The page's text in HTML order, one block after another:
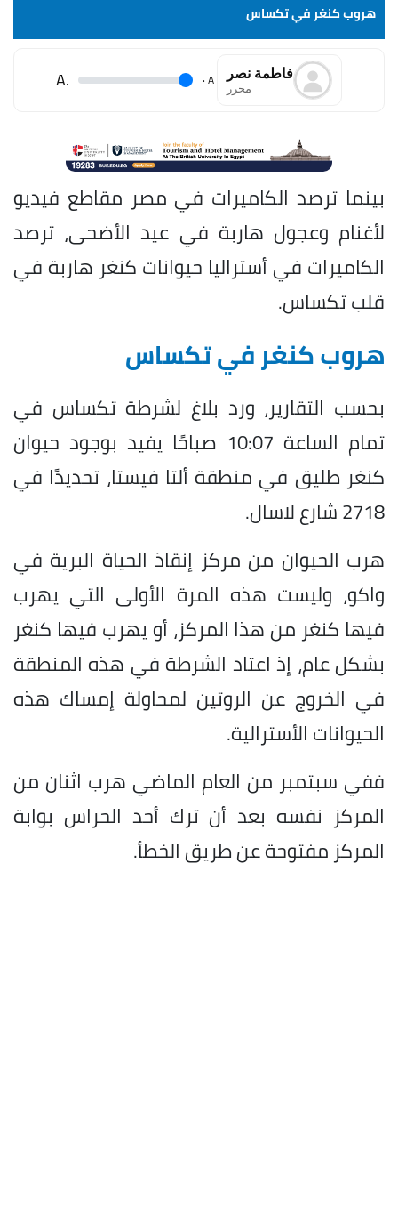
هروب كنغر في تكساس
فاطمة نصر
محرر A
.
.A
بينما ترصد الكاميرات في مصر مقاطع فيديو
لأغنام وعجول هاربة في عيد الأضحى، ترصد
الكاميرات في أستراليا حيوانات كنغر هاربة في
قلب تكساس.
هروب كنغر في تكساس
بحسب التقارير، ورد بلاغ لشرطة تكساس في
تمام الساعة 10:07 صباحًا يفيد بوجود حيوان
كنغر طليق في منطقة ألتا فيستا، تحديدًا في
2718 شارع لاسال.
هرب الحيوان من مركز إنقاذ الحياة البرية في
واكو، وليست هذه المرة الأولى التي يهرب
فيها كنغر من هذا المركز، أو يهرب فيها كنغر
بشكل عام، إذ اعتاد الشرطة في هذه المنطقة
في الخروج عن الروتين لمحاولة إمساك هذه
الحيوانات الأسترالية.
ففي سبتمبر من العام الماضي هرب اثنان من
المركز نفسه بعد أن ترك أحد الحراس بوابة
المركز مفتوحة عن طريق الخطأ.